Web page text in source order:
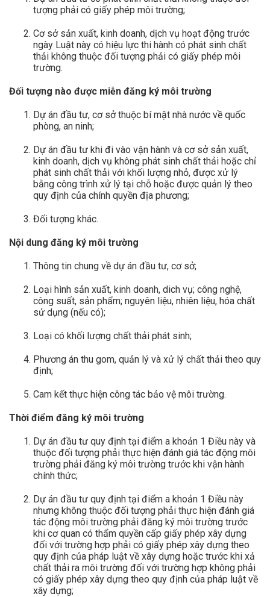
tượng phải có giấy phép môi trường;
Cơ sở sản xuất, kinh doanh, dịch vụ hoạt động trước
ngày Luật này có hiệu lực thi hành có phát sinh chất
thải không thuộc đối tượng phải có giấy phép môi
trường.
Đối tượng nào được miễn đăng ký môi trường
Dự án đầu tư, cơ sở thuộc bí mật nhà nước về quốc
phòng, an ninh;
Dự án đầu tư khi đi vào vận hành và cơ sở sản xuất,
kinh doanh, dịch vụ không phát sinh chất thải hoặc chỉ
phát sinh chất thải với khối lượng nhỏ, được xử lý
bằng công trình xử lý tại chỗ hoặc được quản lý theo
quy định của chính quyền địa phương;
Đối tượng khác.
Nội dung đăng ký môi trường
Thông tin chung về dự án đầu tư, cơ sở;
Loại hình sản xuất, kinh doanh, dich vụ; công nghệ,
công suất, sản phẩm; nguyên liệu, nhiên liệu, hóa chất
sử dụng (nếu có);
Loại có khối lượng chất thải phát sinh;
Phương án thu gom, quản lý và xử lý chất thải theo quy
định;
Cam kết thực hiện công tác bảo vệ môi trường.
Thời điểm đăng ký môi trường
Dự án đầu tư quy định tại điểm a khoản 1 Điều này và
thuộc đối tượng phải thực hiện đánh giá tác động môi
trường phải đăng ký môi trường trước khi vận hành
chính thức;
Dự án đầu tư quy định tại điểm a khoản 1 Điều này
nhưng không thuộc đối tượng phải thực hiện đánh giá
tác động môi trường phải đăng ký môi trường trước
khi cơ quan có thẩm quyền cấp giấy phép xây dựng
đối với trường hợp phải có giấy phép xây dựng theo
quy định của pháp luật về xây dựng hoặc trước khi xả
chất thải ra môi trường đối với trường hợp không phải
có giấy phép xây dựng theo quy định của pháp luật về
xây dựng;